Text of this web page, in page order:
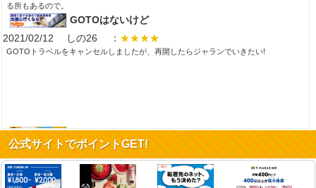
る所もあるので。
GOTOはないけど
2021/02/12 しの26 ： ★★★★
GOTOトラベルをキャンセルしましたが、再開したらジャランでいきたい!
抜け
2021/01/07 ネヴァーフルGM ：
ポイントがザクザク貯
まる
公式サイトでポイントGET!